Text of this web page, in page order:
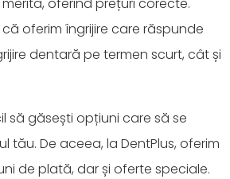
oferim îngrijire care răspunde
dentară pe termen scurt, cât și
să găsești opțiuni care să se
tău. De aceea, la DentPlus, oferim
de plată, dar și oferte speciale.